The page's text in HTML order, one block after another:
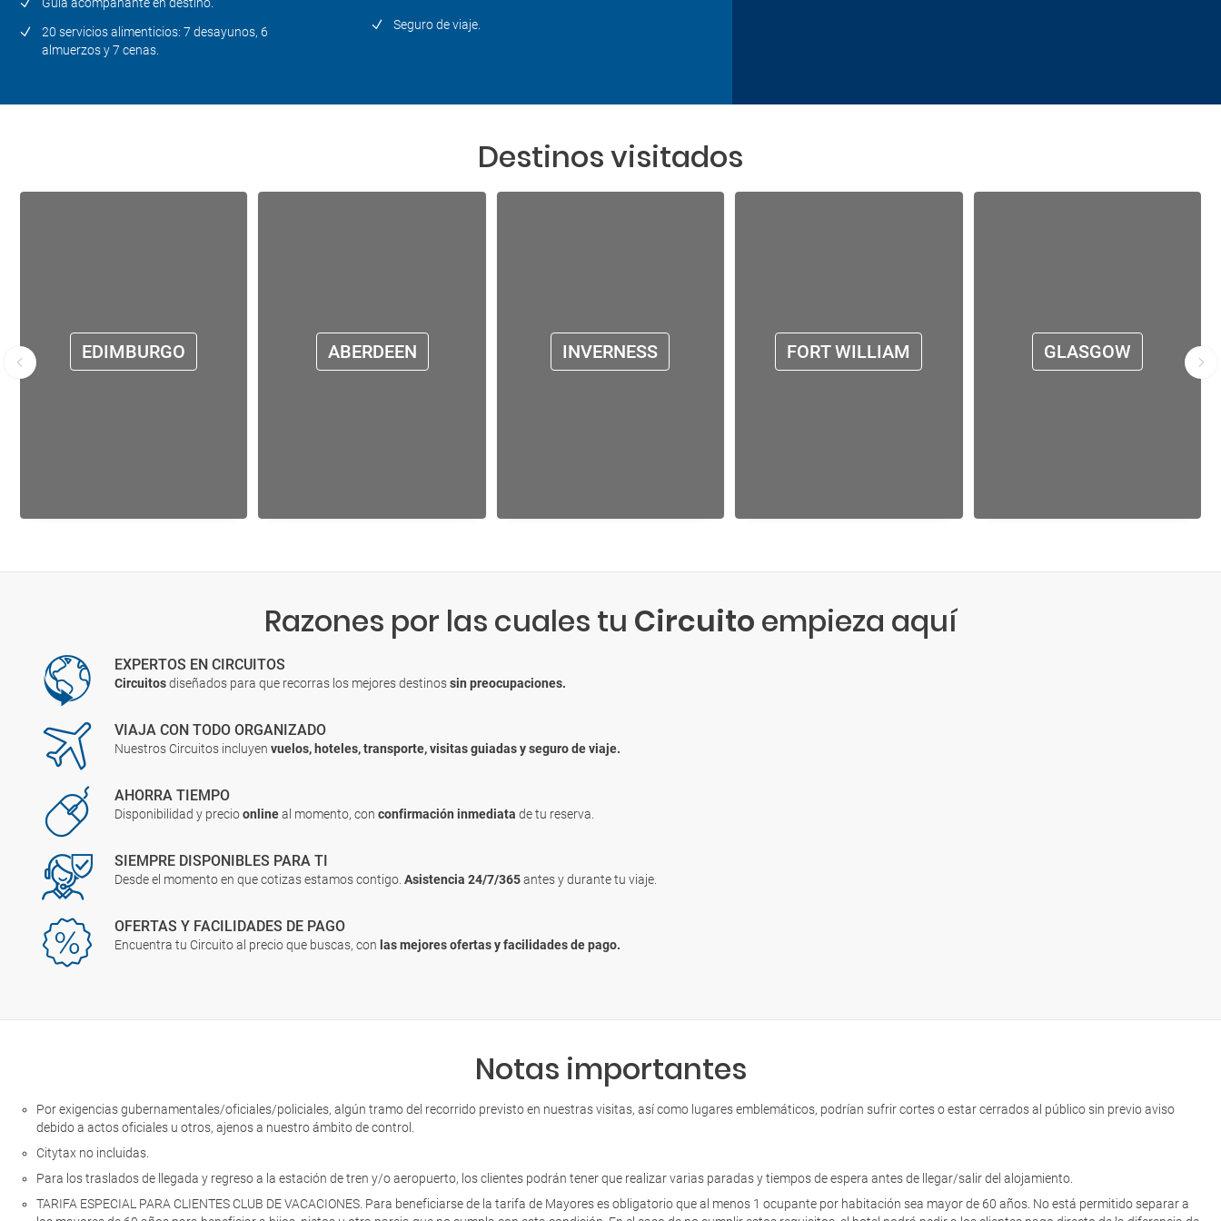
20 servicios alimenticios: 7 desayunos, 6
almuerzos y 7 cenas.
Seguro de viaje.
Destinos visitados
EDIMBURGO ABERDEEN INVERNESS FORT WILLIAM GLASGOW
Razones por las cuales tu Circuito empieza aquí
EXPERTOS EN CIRCUITOS
Circuitosdiseñados para que recorras los mejores destinossin preocupaciones.
VIAJA CON TODO ORGANIZADO
Nuestros Circuitos incluyenvuelos, hoteles, transporte, visitas guiadas y seguro de viaje.
AHORRA TIEMPO
Disponibilidad y precioonlineal momento, conconfirmación inmediatade tu reserva.
SIEMPRE DISPONIBLES PARA TI
Desde el momento en que cotizas estamos contigo.Asistencia 24/7/365antes y durante tu viaje.
OFERTAS Y FACILIDADES DE PAGO
Encuentra tu Circuito al precio que buscas, con las mejores ofertas y facilidades de pago.
Notas importantes
Por exigencias gubernamentales/oficiales/policiales, algún tramo del recorrido previsto en nuestras visitas, así como lugares emblemáticos, podrían sufrir cortes o estar cerrados al público sin previo aviso
debido a actos oficiales u otros, ajenos a nuestro ámbito de control.
Citytax no incluidas.
Para los traslados de llegada y regreso a la estación de tren y/o aeropuerto, los clientes podrán tener que realizar varias paradas y tiempos de espera antes de llegar/salir del alojamiento.
TARIFA ESPECIAL PARA CLIENTES CLUB DE VACACIONES. Para beneficiarse de la tarifa de Mayores es obligatorio que al menos 1 ocupante por habitación sea mayor de 60 años. No está permitido separar a